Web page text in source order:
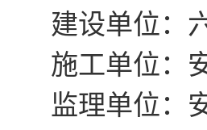
建设单位：
施工单位：
监理单位：